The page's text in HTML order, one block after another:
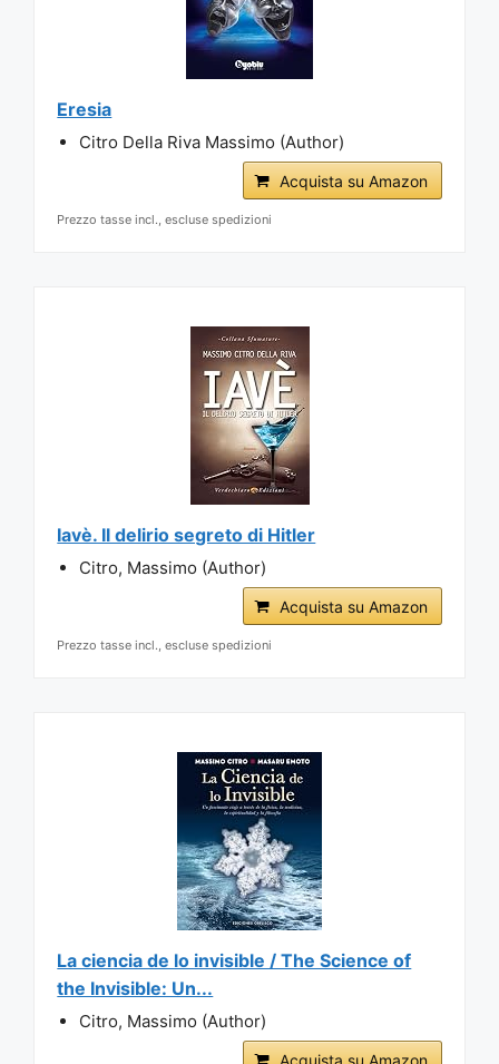
Eresia
Citro Della Riva Massimo (Author)
Acquista su Amazon
Prezzo tasse incl., escluse spedizioni
Iavè. Il delirio segreto di Hitler
Citro, Massimo (Author)
Acquista su Amazon
Prezzo tasse incl., escluse spedizioni
La ciencia de lo invisible / The Science of
the Invisible: Un...
Citro, Massimo (Author)
Acquista su Amazon